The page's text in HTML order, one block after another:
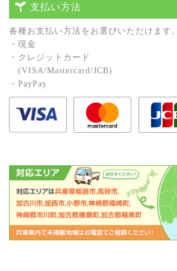
支払い方法
各種お⽀払い⽅法をお選びいただけます。
・現⾦
・クレジットカード
(VISA/Mastercard/JCB)
・PayPay